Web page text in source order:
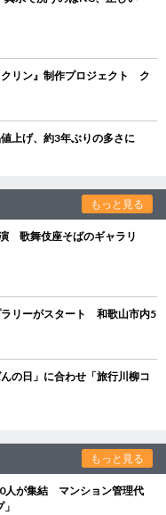
クリン』制作プロジェクト ク
上げ、約3年ぶりの多さに
もっと見る
歌舞伎座そばのギャラリ
ラリーがスタート 和歌山市内5
の日」に合わせ「旅行川柳コ
もっと見る
人が集結 マンション管理代